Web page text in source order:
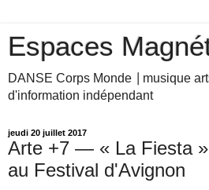
Espaces
DANSE Corps Monde ⎥ musique
d'information indépendant
jeudi 20 juillet 2017
Arte +7 — « La Fiesta
au Festival d'Avignon